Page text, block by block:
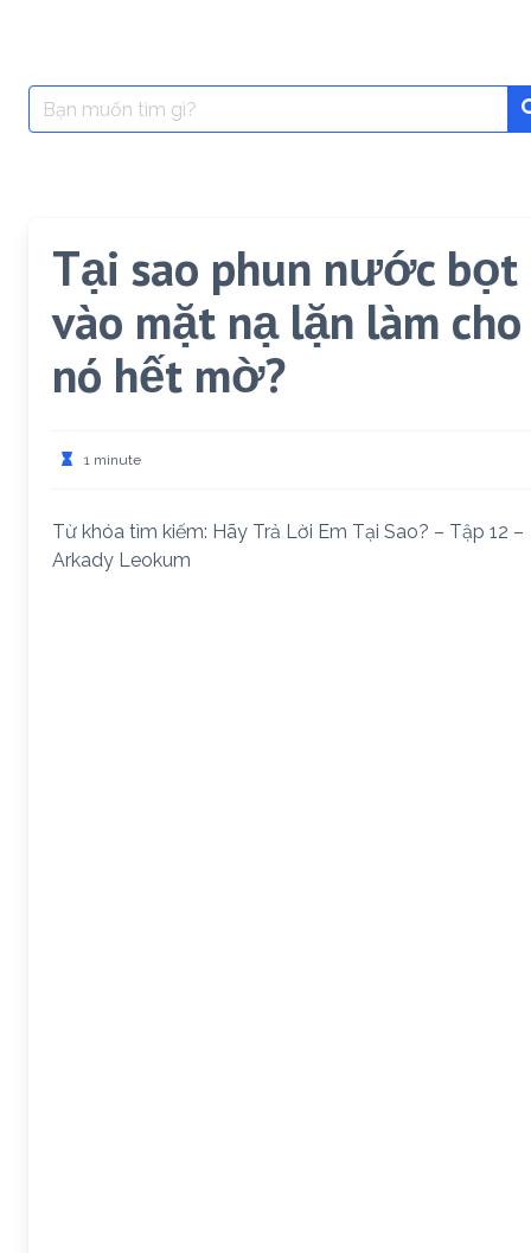
Search
for:
Tại sao phun nước bọt
vào mặt nạ lặn làm cho
nó hết mờ?
1 minute
Từ khóa tìm kiếm: Hãy Trả Lời Em Tại Sao? – Tập 12 –
Arkady Leokum